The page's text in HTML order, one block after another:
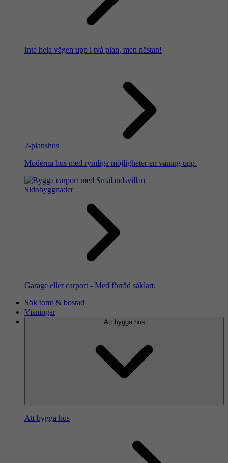
Inte hela vägen upp i två plan, men nästan!
2-planshus
Moderna hus med rymliga möjligheter en våning upp.
Sidobyggnader
Garage eller carport - Med förråd såklart.
Sök tomt & bostad
Visningar
Att bygga hus
Att bygga hus